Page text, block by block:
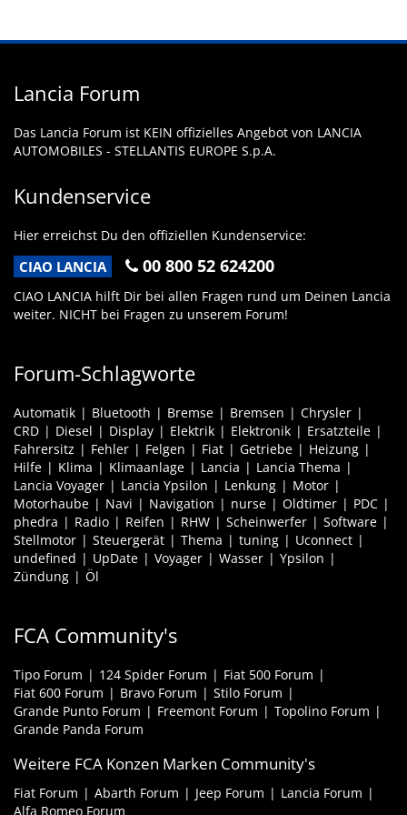
Lancia Forum
Das Lancia Forum ist KEIN offizielles Angebot von LANCIA
AUTOMOBILES - STELLANTIS EUROPE S.p.A.
Kundenservice
Hier erreichst Du den offiziellen Kundenservice:
CIAO LANCIA 00 800 52 624200
CIAO LANCIA hilft Dir bei allen Fragen rund um Deinen Lancia
weiter. NICHT bei Fragen zu unserem Forum!
Forum-Schlagworte
Automatik Bluetooth Bremse Bremsen
Chrysler
CRD
Diesel Display Elektrik Elektronik
Ersatzteile
Fahrersitz
Fehler Felgen Fiat Getriebe
Heizung
Hilfe
Klima Klimaanlage Lancia
Lancia Thema
Lancia Voyager
Lancia Ypsilon Lenkung
Motor
Motorhaube
Navi Navigation nurse Oldtimer
PDC
phedra
Radio Reifen RHW Scheinwerfer
Software
Stellmotor
Steuergerät Thema tuning
Uconnect
undefined
UpDate Voyager Wasser
Ypsilon
Zündung
Öl
FCA Community's
Tipo Forum 124 Spider Forum
Fiat 500 Forum
Fiat 600 Forum
Bravo Forum
Stilo Forum
Grande Punto Forum
Freemont Forum
Topolino Forum
Grande Panda Forum
Weitere FCA Konzen Marken Community's
Fiat Forum Abarth Forum Jeep Forum
Lancia Forum
Alfa Romeo Forum